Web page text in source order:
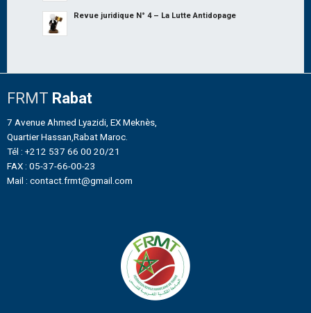
Revue juridique N° 4 – La Lutte Antidopage
FRMT Rabat
7 Avenue Ahmed Lyazidi, EX Meknès,
Quartier Hassan,Rabat Maroc.
Tél : +212 537 66 00 20/21
FAX : 05-37-66-00-23
Mail : contact.frmt@gmail.com